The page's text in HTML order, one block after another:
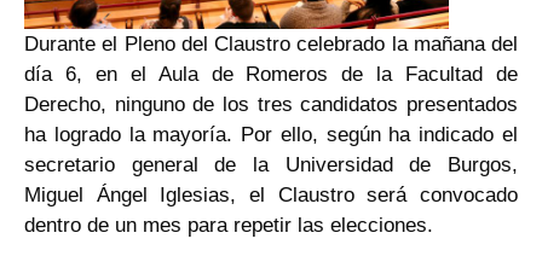
Durante el Pleno del Claustro celebrado la mañana del
día 6, en el Aula de Romeros de la Facultad de
Derecho, ninguno de los tres candidatos presentados
ha logrado la mayoría. Por ello, según ha indicado el
secretario general de la Universidad de Burgos,
Miguel Ángel Iglesias, el Claustro será convocado
dentro de un mes para repetir las elecciones.